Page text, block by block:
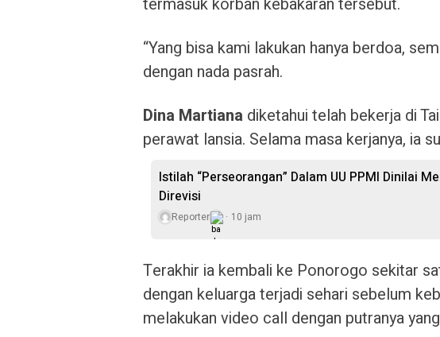
“Yang bisa kami lakukan hanya berdoa,
dengan nada pasrah.
Dina Martiana diketahui telah bekerja di
perawat lansia. Selama masa kerjanya, ia
Istilah “Perseorangan” Dalam UU PPMI Dinilai
Direvisi
Reporter 10 jam
Terakhir ia kembali ke Ponorogo sekitar
dengan keluarga terjadi sehari sebelum
melakukan video call dengan putranya